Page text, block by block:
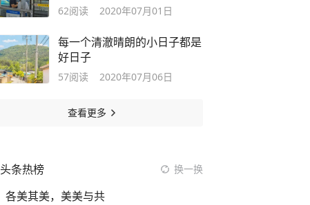
62阅读 2020年07月01日
每一个清澈晴朗的小日子都是
好日子
57阅读 2020年07月06日
查看更多
头条热榜 换一换
各美其美，美美与共